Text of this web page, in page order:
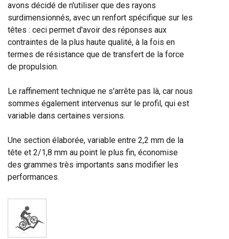
avons décidé de n'utiliser que des rayons
surdimensionnés, avec un renfort spécifique sur les
têtes : ceci permet d'avoir des réponses aux
contraintes de la plus haute qualité, à la fois en
termes de résistance que de transfert de la force
de propulsion.
Le raffinement technique ne s'arrête pas là, car nous
sommes également intervenus sur le profil, qui est
variable dans certaines versions.
Une section élaborée, variable entre 2,2 mm de la
tête et 2/1,8 mm au point le plus fin, économise
des grammes très importants sans modifier les
performances.